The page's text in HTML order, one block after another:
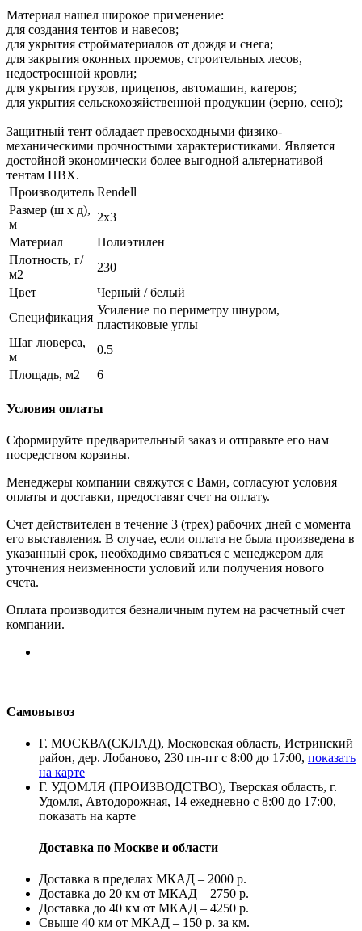
Материал нашел широкое применение:
для создания тентов и навесов;
для укрытия стройматериалов от дождя и снега;
для закрытия оконных проемов, строительных лесов,
недостроенной кровли;
для укрытия грузов, прицепов, автомашин, катеров;
для укрытия сельскохозяйственной продукции (зерно, сено);
Защитный тент обладает превосходными физико-
механическими прочностыми характеристиками. Является
достойной экономически более выгодной альтернативой
тентам ПВХ.
Производитель Rendell
Размер (ш х д),
м
2х3
Материал
Полиэтилен
Плотность, г/
м2
230
Цвет
Черный / белый
Спецификация
Усиление по периметру шнуром,
пластиковые углы
Шаг люверса,
м
0.5
Площадь, м2
6
Условия оплаты
Сформируйте предварительный заказ и отправьте его нам
посредством корзины.
Менеджеры компании свяжутся с Вами, согласуют условия
оплаты и доставки, предоставят счет на оплату.
Счет действителен в течение 3 (трех) рабочих дней с момента
его выставления. В случае, если оплата не была произведена в
указанный срок, необходимо связаться с менеджером для
уточнения неизменности условий или получения нового
счета.
Оплата производится безналичным путем на расчетный счет
компании.
Самовывоз
Г. МОСКВА(СКЛАД), Московская область, Истринский
район, дер. Лобаново, 230 пн-пт с 8:00 до 17:00, показать
на карте
Г. УДОМЛЯ (ПРОИЗВОДСТВО), Тверская область, г.
Удомля, Автодорожная, 14 ежедневно с 8:00 до 17:00,
показать на карте
Доставка по Москве и области
Доставка в пределах МКАД – 2000 р.
Доставка до 20 км от МКАД – 2750 р.
Доставка до 40 км от МКАД – 4250 р.
Свыше 40 км от МКАД – 150 р. за км.